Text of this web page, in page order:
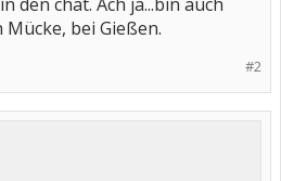
bei Gießen.
#2